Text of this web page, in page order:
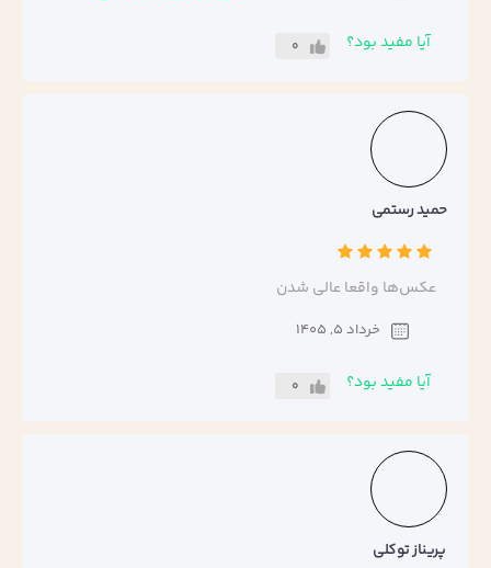
آیا مفید بود؟ 0
حمید رستمی
عکس‌ها واقعا عالی شدن
خرداد 5, 1405
آیا مفید بود؟ 0
پریناز توکلی